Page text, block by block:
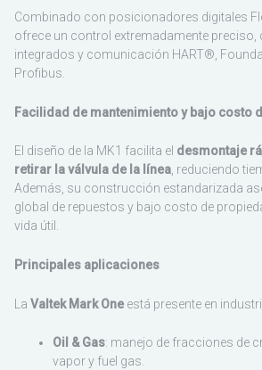
Combinado con posicionadores digitales
ofrece un control extremadamente
integrados y comunicación HART®,
Profibus.
Facilidad de mantenimiento y bajo costo
El diseño de la MK1 facilita el desmontaje
retirar la válvula de la línea, reduciendo
Además, su construcción estandarizada
global de repuestos y bajo costo de
vida útil.
Principales aplicaciones
La Valtek Mark One está presente en
Oil & Gas: manejo de fracciones de
vapor y fuel gas.